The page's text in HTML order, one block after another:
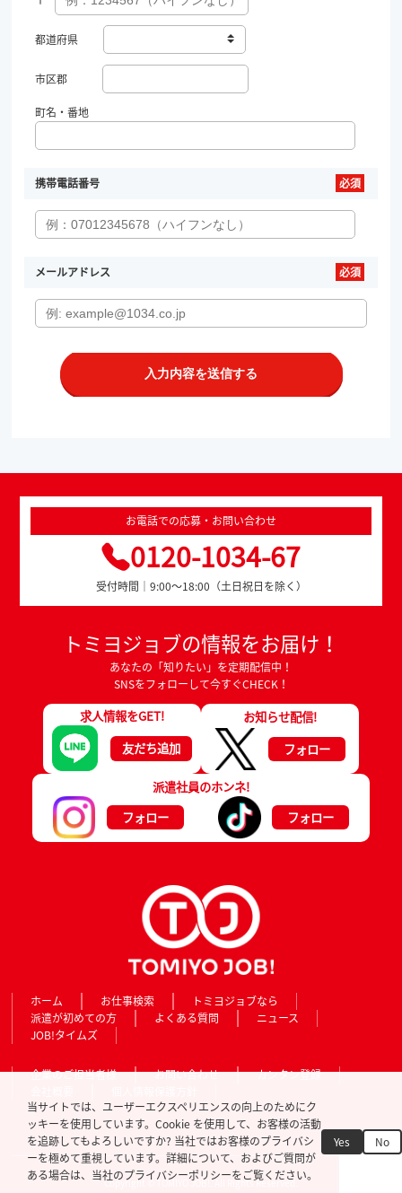
都道府県
市区郡
町名・番地
携帯電話番号
メールアドレス
お電話での応募・お問い合わせ
0120-1034-67
受付時間｜9:00～18:00（土日祝日を除く）
トミヨジョブの情報をお届け！
あなたの「知りたい」を定期配信中！
SNSをフォローして今すぐCHECK！
求人情報をGET!
友だち追加
お知らせ配信!
フォロー
派遣社員のホンネ!
フォロー
フォロー
ホーム お仕事検索
トミヨジョブなら
派遣が初めての方
よくある質問
ニュース
JOB!タイムズ
企業のご担当者様 お問い合わせ
カンタン登録
Copyright © TOMIYO JOB!. All Rights Reserved.
当サイトでは、ユーザーエクスペリエンスの向上のためにク
ッキーを使用しています。Cookie を使用して、お客様の活動
を追跡してもよろしいですか? 当社ではお客様のプライバシ
ーを極めて重視しています。詳細について、およびご質問が
ある場合は、当社のプライバシーポリシーをご覧ください。
Yes No